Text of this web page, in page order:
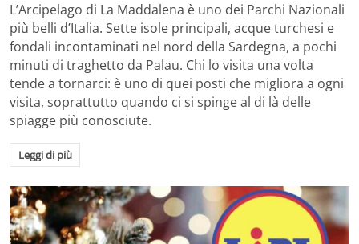
L’Arcipelago di La Maddalena è uno dei Parchi Nazionali
più belli d’Italia. Sette isole principali, acque turchesi e
fondali incontaminati nel nord della Sardegna, a pochi
minuti di traghetto da Palau. Chi lo visita una volta
tende a tornarci: è uno di quei posti che migliora a ogni
visita, soprattutto quando ci si spinge al di là delle
spiagge più conosciute.
Leggi di più